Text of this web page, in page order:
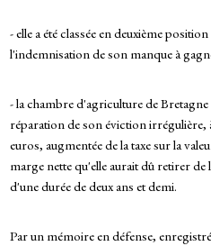
- elle a été classée en deuxième
l'indemnisation de son manque à
- la chambre d'agriculture de
réparation de son éviction irrégulière,
euros, augmentée de la taxe sur la
marge nette qu'elle aurait dû retirer
d'une durée de deux ans et demi.
Par un mémoire en défense,